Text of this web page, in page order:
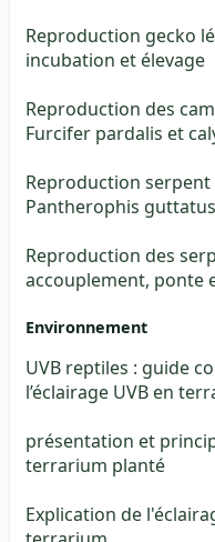
Reproduction gecko
incubation et élevage
Reproduction des
Furcifer pardalis et
Reproduction
Pantherophis guttatus
Reproduction des
accouplement, ponte
Environnement
UVB reptiles : guide
l’éclairage UVB en
présentation et
terrarium planté
Explication de